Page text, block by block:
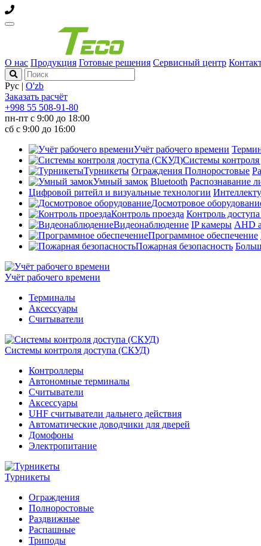
О нас Продукция Готовые решения Сервисный центр
Рус | O'zb
Заказать расчёт
+998 55 508-91-80
пн-пт с 9:00 до 18:00
сб с 9:00 до 16:00
Учёт рабочего времени
Системы
Турникеты Ограждения Полноростовые
Умный замок Bluetooth Распознавание
Цифровой ритейл и визуальные технологии
Досмотровое
Контроль проезда Контроль
Видеонаблюдение IP камеры AHD
Программное обеспечение
Пожарная безопасность
Учёт рабочего времени
Терминалы
Аксессуары
Считыватели
Системы контроля доступа (СКУД)
Контроллеры
Автономные терминалы
Считыватели
Аксессуары
UHF считыватели дальнего действия
Автоматические доводчики для дверей
Домофоны
Электропитание
Турникеты
Ограждения
Полноростовые
Раздвижные
Распашные
Триподы